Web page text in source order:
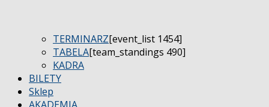
TERMINARZ[event_list 1454]
TABELA[team_standings 490]
KADRA
BILETY
Sklep